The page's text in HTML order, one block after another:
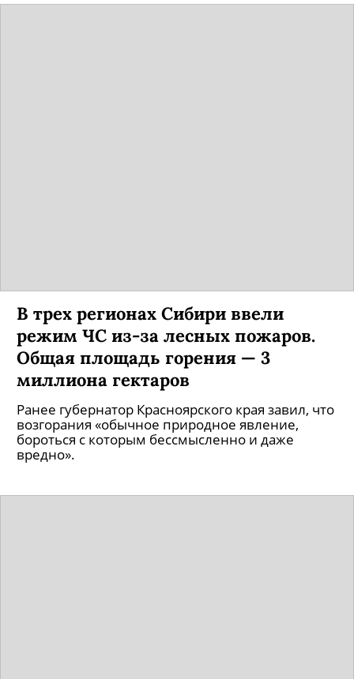
В трех регионах Сибири ввели
режим ЧС из-за лесных пожаров.
Общая площадь горения — 3
миллиона гектаров
Ранее губернатор Красноярского края завил, что
возгорания «обычное природное явление,
бороться с которым бессмысленно и даже
вредно».